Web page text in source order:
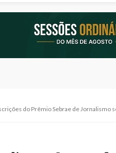
do Prêmio Sebrae de Jornalismo